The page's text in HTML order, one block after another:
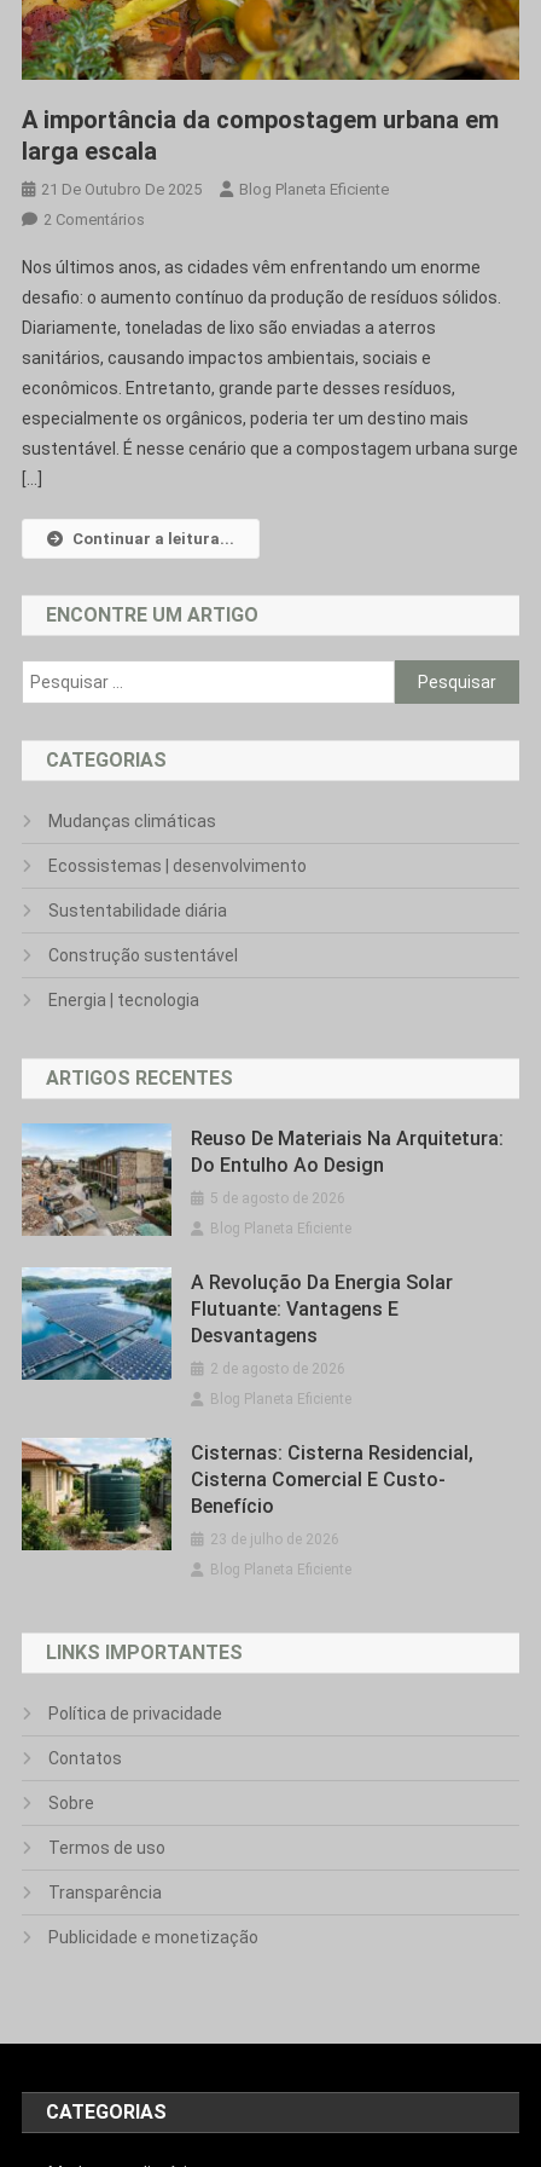
A importância da compostagem urbana em
larga escala
21 De Outubro De 2025
Blog Planeta Eficiente
2 ComentáriosEm
Importância
Da
Compostagem
Urbana
Em
Larga
Escala
Nos últimos anos, as cidades vêm enfrentando um enorme
desafio: o aumento contínuo da produção de resíduos sólidos.
Diariamente, toneladas de lixo são enviadas a aterros
sanitários, causando impactos ambientais, sociais e
econômicos. Entretanto, grande parte desses resíduos,
especialmente os orgânicos, poderia ter um destino mais
sustentável. É nesse cenário que a compostagem urbana surge
[…]
Continuar a leitura...
ENCONTRE UM ARTIGO
Pesquisar
por:
CATEGORIAS
Mudanças climáticas
Ecossistemas | desenvolvimento
Sustentabilidade diária
Construção sustentável
Energia | tecnologia
ARTIGOS RECENTES
Reuso De Materiais Na Arquitetura:
Do Entulho Ao Design
5 de agosto de 2026
Blog Planeta Eficiente
A Revolução Da Energia Solar
Flutuante: Vantagens E
Desvantagens
2 de agosto de 2026
Blog Planeta Eficiente
Cisternas: Cisterna Residencial,
Cisterna Comercial E Custo-
Benefício
23 de julho de 2026
Blog Planeta Eficiente
LINKS IMPORTANTES
Política de privacidade
Contatos
Sobre
Termos de uso
Transparência
Publicidade e monetização
CATEGORIAS